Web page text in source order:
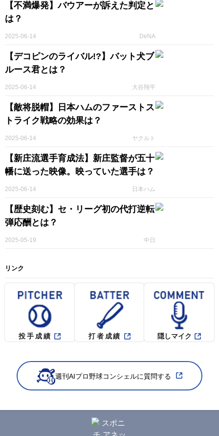
【不満爆発】バウアーが訴えた判定と
は？
DeNA
2025-06-14
【デコピンのライバル!?】バット犬ブ
ルース君とは？
大谷翔平
2025-06-14
【敵将脱帽】日本ハムのファーストス
トライク戦略の効果は？
ヤクルト
2025-06-14
【新庄流選手育成法】新庄監督が五十
幡に送った映像。映っていた選手は？
日本ハム
2025-06-14
【歴史刻む】セ・リーグ初の代打逆転
弾応酬とは？
中日
2025-05-19
リンク
投手成績 打者成績 隠しマイク
週刊AIプロ野球コンシェルに質問する